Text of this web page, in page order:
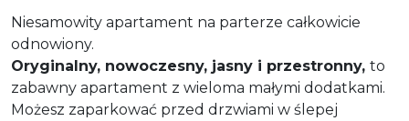
Niesamowity apartament na parterze całkowicie
odnowiony.
Oryginalny, nowoczesny, jasny i przestronny, to
zabawny apartament z wieloma małymi dodatkami.
Możesz zaparkować przed drzwiami w ślepej